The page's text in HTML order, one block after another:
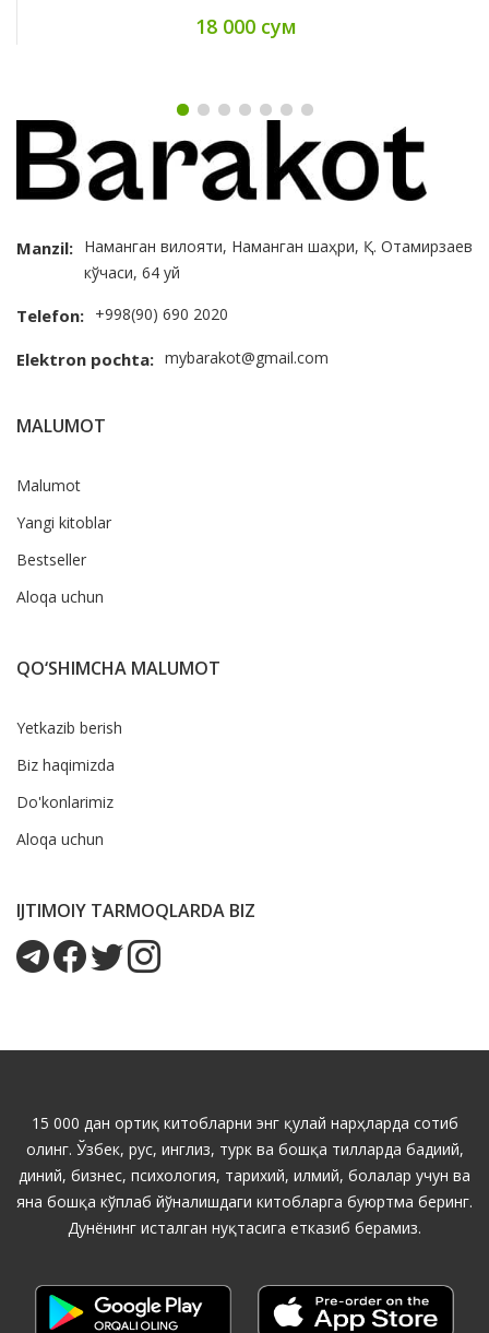
18 000 сум
Manzil: Наманган вилояти, Наманган шаҳри, Қ. Отамирзаев
кўчаси, 64 уй
Telefon: +998(90) 690 2020
Elektron pochta: mybarakot@gmail.com
MALUMOT
Malumot
Yangi kitoblar
Bestseller
Aloqa uchun
QO‘SHIMCHA MALUMOT
Yetkazib berish
Biz haqimizda
Do'konlarimiz
Aloqa uchun
IJTIMOIY TARMOQLARDA BIZ
15 000 дан ортиқ китобларни энг қулай нарҳларда сотиб
олинг. Ўзбек, рус, инглиз, турк ва бошқа тилларда бадиий,
диний, бизнес, психология, тарихий, илмий, болалар учун ва
яна бошқа кўплаб йўналишдаги китобларга буюртма беринг.
Дунёнинг исталган нуқтасига етказиб берамиз.